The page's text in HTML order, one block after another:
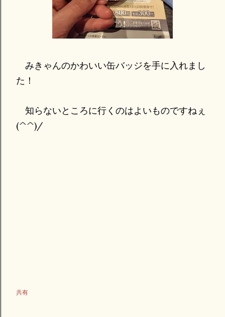
みきゃんのかわいい缶バッジを手に入れまし
た！
知らないところに行くのはよいものですねぇ
(^^)/
共有